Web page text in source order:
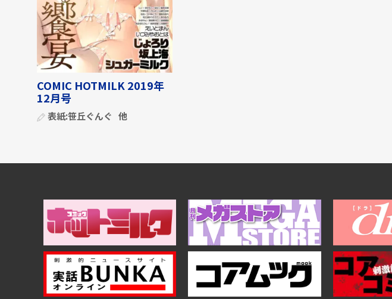
COMIC HOTMILK 2019年
12月号
表紙:笹丘ぐんぐ 他